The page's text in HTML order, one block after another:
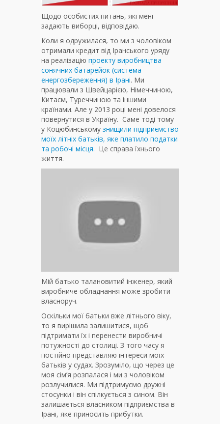
Щодо особистих питань, які мені
задають виборці, відповідаю.
Коли я одружилася, то ми з чоловіком
отримали кредит від Іранського уряду
на реалізацію проекту виробництва
сонячних батарейок (система
енергозбереження) в Ірані. Ми
працювали з Швейцарією, Німеччиною,
Китаєм, Туреччиною та іншими
країнами. Але у 2013 році мені довелося
повернутися в Україну. Саме тоді тому
у Коцюбинському знищили підприємство
моїх літніх батьків, яке платило податки
та робочі місця. Це справа їхнього
життя.
Мій батько талановитий інженер, який
виробниче обладнання може зробити
власноруч.
Оскільки мої батьки вже літнього віку,
то я вирішила залишитися, щоб
підтримати їх і перенести виробничі
потужності до столиці. З того часу я
постійно представляю інтереси моїх
батьків у судах. Зрозуміло, що через це
моя сім’я розпалася і ми з чоловіком
розлучилися. Ми підтримуємо дружні
стосунки і він спілкується з сином. Він
залишається власником підприємства в
Ірані, яке приносить прибутки.